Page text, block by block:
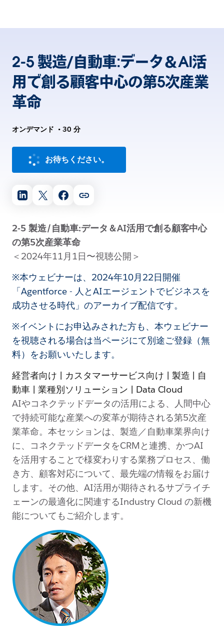
2-5 製造/自動車:データ＆AI活
用で創る顧客中心の第5次産業
革命
オンデマンド • 30 分
お待ちください。
2-5 製造/自動車:データ＆AI活用で創る顧客中心
の第5次産業革命
＜2024年11月1日〜視聴公開＞
※本ウェビナーは、2024年10月22日開催
「Agentforce - 人とAIエージェントでビジネスを
成功させる時代」のアーカイブ配信です。
※イベントにお申込みされた方も、本ウェビナー
を視聴される場合は当ページにて別途ご登録（無
料）をお願いいたします。
経営者向け | カスタマーサービス向け | 製造 | 自
動車 | 業種別ソリューション | Data Cloud
AIやコネクテッドデータの活用による、人間中心
で持続可能な産業への変革が期待される第5次産
業革命。本セッションは、製造／自動車業界向け
に、コネクテッドデータをCRMと連携、かつAI
を活用することで様変わりする業務プロセス、働
き方、顧客対応について、最先端の情報をお届け
します。その他、AI活用が期待されるサプライチ
ェーンの最適化に関連するIndustry Cloud の新機
能についてもご紹介します。